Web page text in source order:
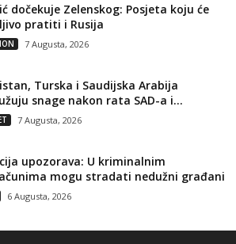
dočekuje Zelenskog: Posjeta koju će
pratiti i Rusija
7 Augusta, 2026
Turska i Saudijska Arabija
snage nakon rata SAD-a i...
7 Augusta, 2026
upozorava: U kriminalnim
mogu stradati nedužni građani
6 Augusta, 2026